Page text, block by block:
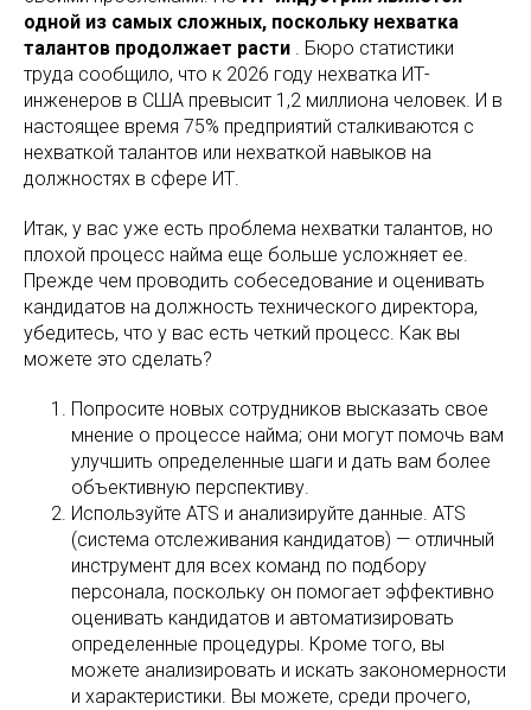
одной из самых сложных, поскольку нехватка
талантов продолжает расти . Бюро статистики
труда сообщило, что к 2026 году нехватка ИТ-
инженеров в США превысит 1,2 миллиона человек. И в
настоящее время 75% предприятий сталкиваются с
нехваткой талантов или нехваткой навыков на
должностях в сфере ИТ.
Итак, у вас уже есть проблема нехватки талантов, но
плохой процесс найма еще больше усложняет ее.
Прежде чем проводить собеседование и оценивать
кандидатов на должность технического директора,
убедитесь, что у вас есть четкий процесс. Как вы
можете это сделать?
Попросите новых сотрудников высказать свое
мнение о процессе найма; они могут помочь вам
улучшить определенные шаги и дать вам более
объективную перспективу.
Используйте ATS и анализируйте данные. ATS
(система отслеживания кандидатов) — отличный
инструмент для всех команд по подбору
персонала, поскольку он помогает эффективно
оценивать кандидатов и автоматизировать
определенные процедуры. Кроме того, вы
можете анализировать и искать закономерности
и характеристики. Вы можете, среди прочего,